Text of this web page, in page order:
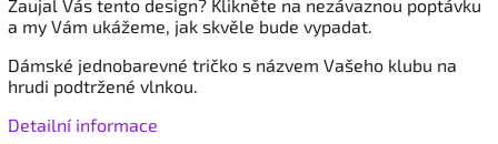
Zaujal Vás tento design? Klikněte na nezávaznou poptávku
a my Vám ukážeme, jak skvěle bude vypadat.
Dámské jednobarevné tričko s názvem Vašeho klubu na
hrudi podtržené vlnkou.
Detailní informace